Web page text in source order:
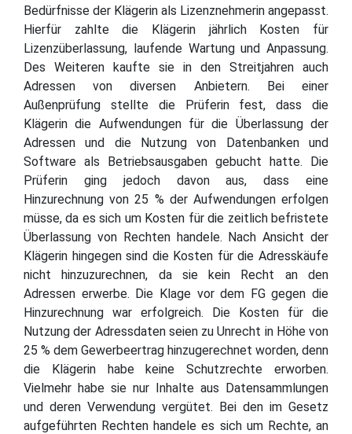
Bedürfnisse der Klägerin als Lizenznehmerin angepasst.
Hierfür zahlte die Klägerin jährlich Kosten für
Lizenzüberlassung, laufende Wartung und Anpassung.
Des Weiteren kaufte sie in den Streitjahren auch
Adressen von diversen Anbietern. Bei einer
Außenprüfung stellte die Prüferin fest, dass die
Klägerin die Aufwendungen für die Überlassung der
Adressen und die Nutzung von Datenbanken und
Software als Betriebsausgaben gebucht hatte. Die
Prüferin ging jedoch davon aus, dass eine
Hinzurechnung von 25 % der Aufwendungen erfolgen
müsse, da es sich um Kosten für die zeitlich befristete
Überlassung von Rechten handele. Nach Ansicht der
Klägerin hingegen sind die Kosten für die Adresskäufe
nicht hinzuzurechnen, da sie kein Recht an den
Adressen erwerbe. Die Klage vor dem FG gegen die
Hinzurechnung war erfolgreich. Die Kosten für die
Nutzung der Adressdaten seien zu Unrecht in Höhe von
25 % dem Gewerbeertrag hinzugerechnet worden, denn
die Klägerin habe keine Schutzrechte erworben.
Vielmehr habe sie nur Inhalte aus Datensammlungen
und deren Verwendung vergütet. Bei den im Gesetz
aufgeführten Rechten handele es sich um Rechte, an